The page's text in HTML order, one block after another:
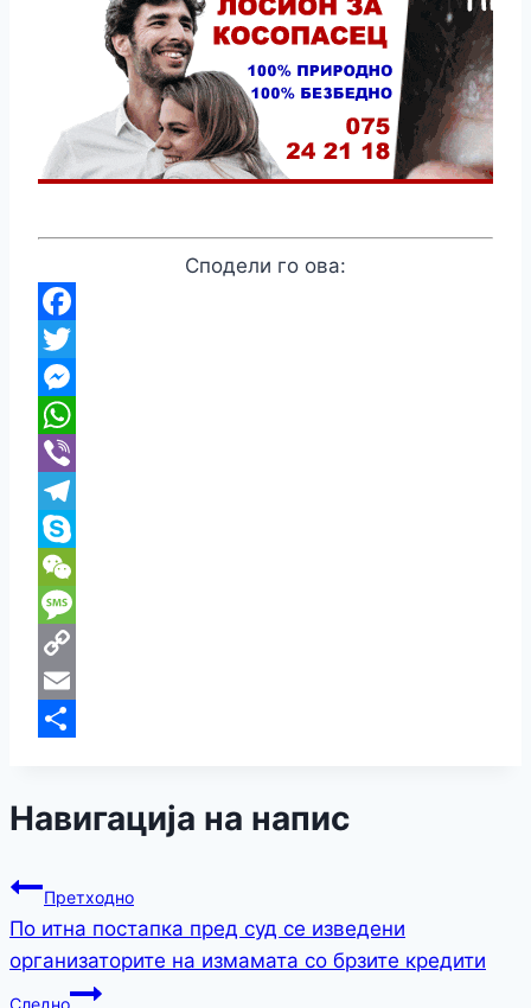
Сподели го ова:
Навигација на напис
Претходно
По итна постапка пред суд се изведени
oрганизаторите на измамата со брзите кредити